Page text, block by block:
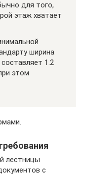
для того,
этаж хватает
ширина
1.2
этом
лестницы
с